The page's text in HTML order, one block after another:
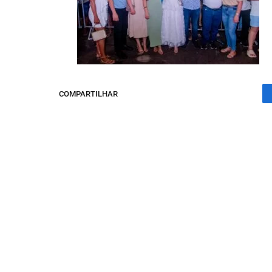
COMPARTILHAR